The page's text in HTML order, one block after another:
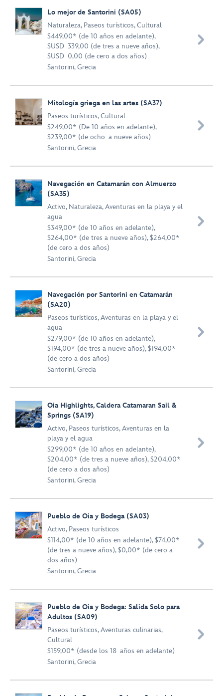
Lo mejor de Santorini (SA05)
Naturaleza, Paseos turísticos,Cultural
$449,00* (de 10 años en adelante),
$USD 339,00 (de tres a nueve años),
$USD 0,00 (de cero a dos años)
Santorini, Grecia

Mitología griega en las artes (SA37)
Paseos turísticos,Cultural
$249,00* (De 10 años en adelante),
$239,00* (de ocho a nueve años)
Santorini, Grecia

Navegación en Catamarán con Almuerzo
(SA35)
Activo, Naturaleza,Aventuras en la playa y el
agua
$349,00* (de 10 años en adelante),
$264,00* (de tres a nueve años), $264,00*
(de cero a dos años)
Santorini, Grecia

Navegación por Santorini en Catamarán
(SA20)
Paseos turísticos,Aventuras en la playa y el
agua
$279,00* (de 10 años en adelante),
$194,00* (de tres a nueve años), $194,00*
(de cero a dos años)
Santorini, Grecia

Oia Highlights, Caldera Catamaran Sail &
Springs (SA19)
Activo, Paseos turísticos,Aventuras en la
playa y el agua
$299,00* (de 10 años en adelante),
$204,00* (de tres a nueve años), $204,00*
(de cero a dos años)
Santorini, Grecia

Pueblo de Oia y Bodega (SA03)
Activo, Paseos turísticos
$114,00* (de 10 años en adelante), $74,00*
(de tres a nueve años), $0,00* (de cero a
dos años)
Santorini, Grecia

Pueblo de Oia y Bodega: Salida Solo para
Adultos (SA09)
Paseos turísticos,Aventuras culinarias,
Cultural
$159,00* (desde los 18 años en adelante)
Santorini, Grecia
